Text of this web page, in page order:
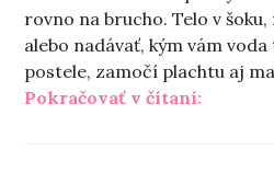
rovno na brucho. Telo v
alebo nadávať, kým vám
postele, zamočí plachtu aj
Pokračovať v čítaní:„O